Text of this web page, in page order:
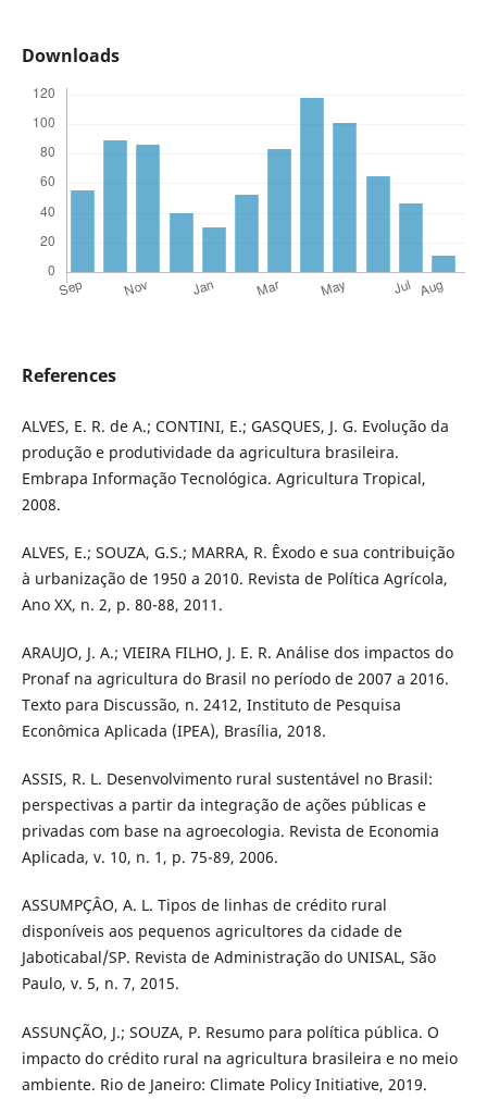
Downloads
References
ALVES, E. R. de A.; CONTINI, E.; GASQUES, J. G. Evolução da
produção e produtividade da agricultura brasileira.
Embrapa Informação Tecnológica. Agricultura Tropical,
2008.
ALVES, E.; SOUZA, G.S.; MARRA, R. Êxodo e sua contribuição
à urbanização de 1950 a 2010. Revista de Política Agrícola,
Ano XX, n. 2, p. 80-88, 2011.
ARAUJO, J. A.; VIEIRA FILHO, J. E. R. Análise dos impactos do
Pronaf na agricultura do Brasil no período de 2007 a 2016.
Texto para Discussão, n. 2412, Instituto de Pesquisa
Econômica Aplicada (IPEA), Brasília, 2018.
ASSIS, R. L. Desenvolvimento rural sustentável no Brasil:
perspectivas a partir da integração de ações públicas e
privadas com base na agroecologia. Revista de Economia
Aplicada, v. 10, n. 1, p. 75-89, 2006.
ASSUMPÇÂO, A. L. Tipos de linhas de crédito rural
disponíveis aos pequenos agricultores da cidade de
Jaboticabal/SP. Revista de Administração do UNISAL, São
Paulo, v. 5, n. 7, 2015.
ASSUNÇÃO, J.; SOUZA, P. Resumo para política pública. O
impacto do crédito rural na agricultura brasileira e no meio
ambiente. Rio de Janeiro: Climate Policy Initiative, 2019.